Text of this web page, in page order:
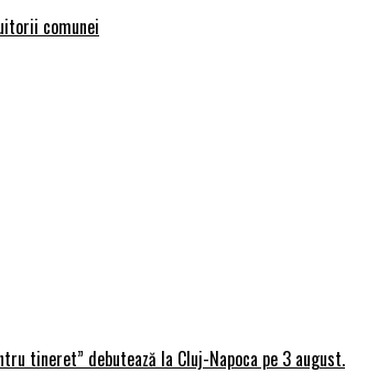
comunei
tineret” debutează la Cluj-Napoca pe 3 august.